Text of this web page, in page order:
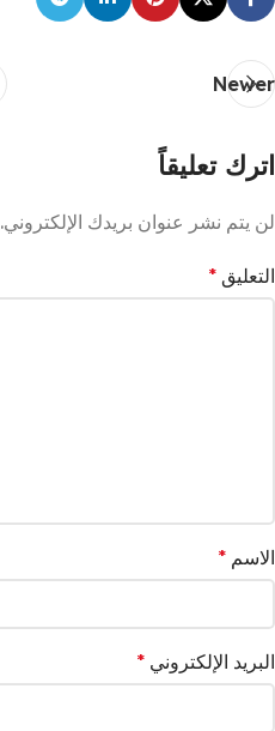
Newer
اترك تعليقاً
لن يتم نشر عنوان بريدك الإلكتروني.
التعليق *
الاسم *
البريد الإلكتروني *